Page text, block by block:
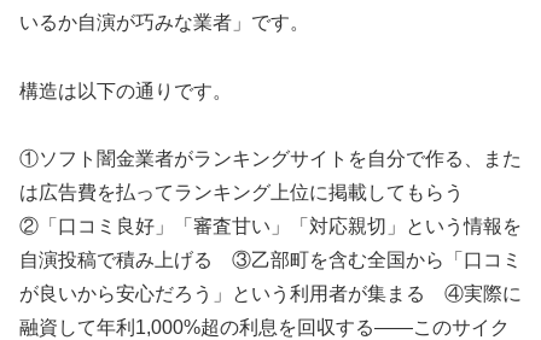
いるか自演が巧みな業者」です。
構造は以下の通りです。
①ソフト闇金業者がランキングサイトを自分で作る、また
は広告費を払ってランキング上位に掲載してもらう
②「口コミ良好」「審査甘い」「対応親切」という情報を
自演投稿で積み上げる ③乙部町を含む全国から「口コミ
が良いから安心だろう」という利用者が集まる ④実際に
融資して年利1,000%超の利息を回収する——このサイク